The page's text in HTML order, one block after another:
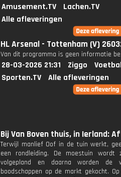
Amusement.TV
Lachen.TV
Alle afleveringen
HL Arsenal - Tottenham (V)
Van dit programma is geen informatie
28-03-2026 21:31 Ziggo
Sporten.TV
Alle afleveringen
Bij Van Boven thuis, in Ierland:
Terwijl manlief Oof in de tuin werkt,
een rondleiding. De moestuin wordt
volgepland en daarna worden de
boodschappen op de markt gekocht.